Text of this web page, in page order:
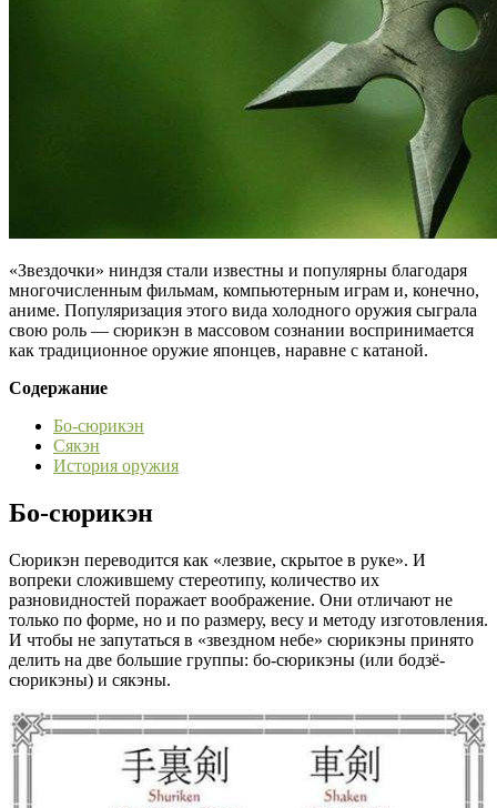
«Звездочки» ниндзя стали известны и популярны благодаря
многочисленным фильмам, компьютерным играм и, конечно,
аниме. Популяризация этого вида холодного оружия сыграла
свою роль — сюрикэн в массовом сознании воспринимается
как традиционное оружие японцев, наравне с катаной.
Содержание
Бо-сюрикэн
Сякэн
История оружия
Бо-сюрикэн
Сюрикэн переводится как «лезвие, скрытое в руке». И
вопреки сложившему стереотипу, количество их
разновидностей поражает воображение. Они отличают не
только по форме, но и по размеру, весу и методу изготовления.
И чтобы не запутаться в «звездном небе» сюрикэны принято
делить на две большие группы: бо-сюрикэны (или бодзё-
сюрикэны) и сякэны.